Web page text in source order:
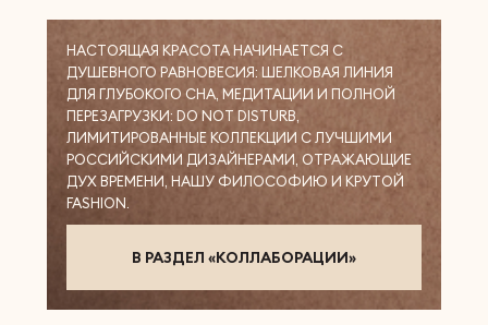
В РАЗДЕЛ «КОЛЛАБОРАЦИИ»
НАСТОЯЩАЯ КРАСОТА НАЧИНАЕТСЯ С
ДУШЕВНОГО РАВНОВЕСИЯ: ШЕЛКОВАЯ ЛИНИЯ
ДЛЯ ГЛУБОКОГО СНА, МЕДИТАЦИИ И ПОЛНОЙ
ПЕРЕЗАГРУЗКИ: DO NOT DISTURB,
ЛИМИТИРОВАННЫЕ КОЛЛЕКЦИИ С ЛУЧШИМИ
РОССИЙСКИМИ ДИЗАЙНЕРАМИ, ОТРАЖАЮЩИЕ
ДУХ ВРЕМЕНИ, НАШУ ФИЛОСОФИЮ И КРУТОЙ
FASHION.